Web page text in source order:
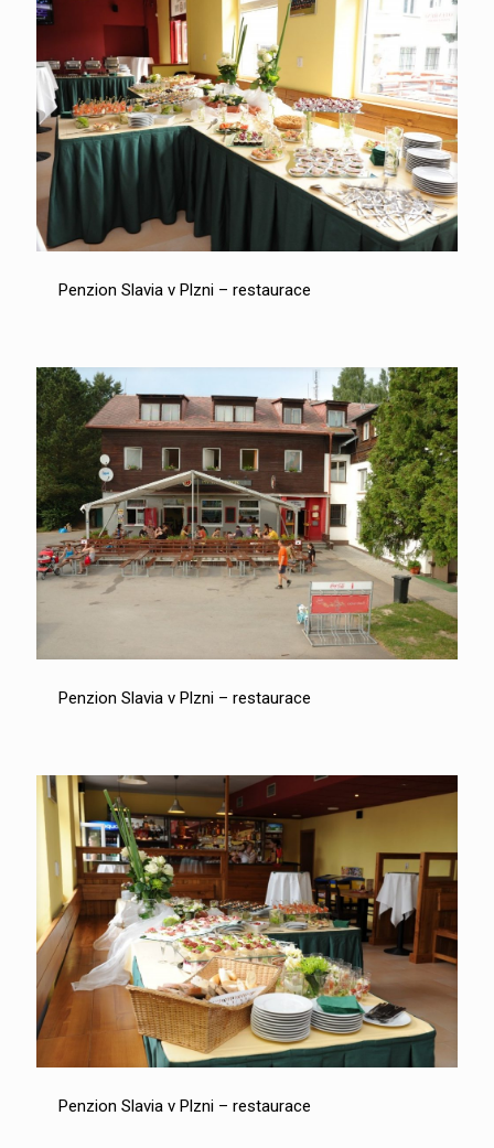
Penzion Slavia v Plzni – restaurace
Penzion Slavia v Plzni – restaurace
Penzion Slavia v Plzni – restaurace